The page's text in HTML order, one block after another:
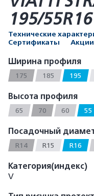
195/55R16
Технические
Сертификаты
Акции
Ширина профиля
175 185 195
Высота профиля
65 70 60 55
Посадочный
R14 R15 R16
Категория(индекс)
V